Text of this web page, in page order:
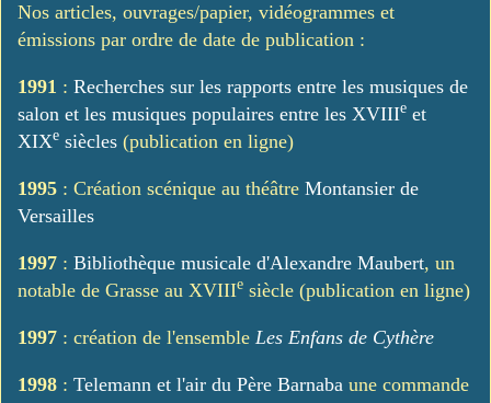
Nos articles, ouvrages/papier, vidéogrammes et
émissions par ordre de date de publication :
1991 : Recherches sur les rapports entre les musiques de
salon et les musiques populaires entre les XVIIIe et
XIXe siècles (publication en ligne)
1995 : Création scénique au théâtre Montansier de
Versailles
1997 : Bibliothèque musicale d'Alexandre Maubert, un
notable de Grasse au XVIIIe siècle (publication en ligne)
1997 : création de l'ensemble Les Enfans de Cythère
1998 : Telemann et l'air du Père Barnaba une commande